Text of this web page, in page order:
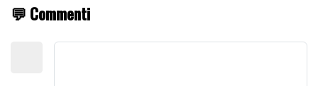
💬 Commenti